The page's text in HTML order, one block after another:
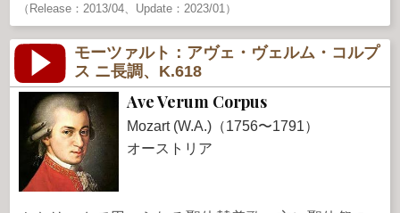
（Release：2013/04、Update：2023/01）
モーツァルト：アヴェ・ヴェルム・コルプ
ス ニ長調、K.618
Ave Verum Corpus
Mozart (W.A.)（1756〜1791）
オーストリア